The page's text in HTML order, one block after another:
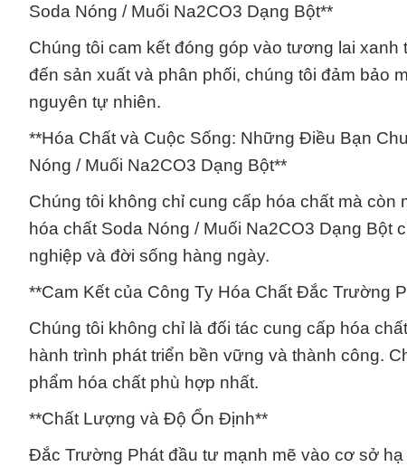
Soda Nóng / Muối Na2CO3 Dạng Bột**
Chúng tôi cam kết đóng góp vào tương lai
đến sản xuất và phân phối, chúng tôi đảm bảo
nguyên tự nhiên.
**Hóa Chất và Cuộc Sống: Những Điều Bạn
Nóng / Muối Na2CO3 Dạng Bột**
Chúng tôi không chỉ cung cấp hóa chất mà
hóa chất Soda Nóng / Muối Na2CO3 Dạng Bột
nghiệp và đời sống hàng ngày.
**Cam Kết của Công Ty Hóa Chất Đắc Trường
Chúng tôi không chỉ là đối tác cung cấp hóa
hành trình phát triển bền vững và thành công.
phẩm hóa chất phù hợp nhất.
**Chất Lượng và Độ Ổn Định**
Đắc Trường Phát đầu tư mạnh mẽ vào cơ sở